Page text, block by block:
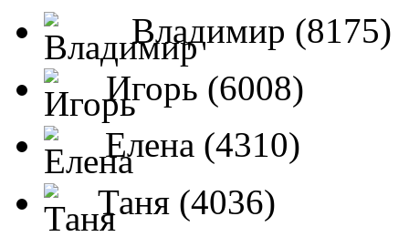
Владимир (8175)
Игорь (6008)
Елена (4310)
Таня (4036)